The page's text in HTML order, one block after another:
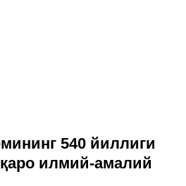
540 йиллиги
илмий-амалий